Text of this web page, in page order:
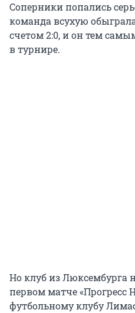
Соперники попались
команда всухую
счетом 2:0, и он тем
в турнире.
Но клуб из Люксембурга
первом матче «Прогресс
футбольному клубу